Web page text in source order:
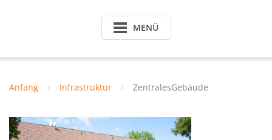
MENÜ
Anfang Infrastruktur ZentralesGebäude